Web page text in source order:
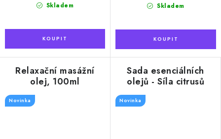
Skladem Skladem
Relaxační masážní
olej, 100ml
Novinka
Sada esenciálních
olejů - Síla citrusů
Novinka